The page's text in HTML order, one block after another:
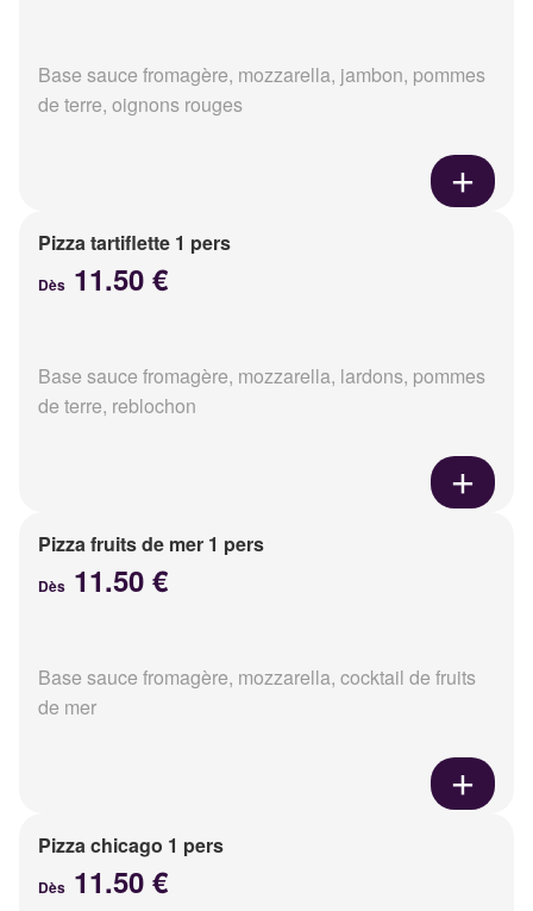
Base sauce fromagère, mozzarella, jambon, pommes
de terre, oignons rouges
Pizza tartiflette 1 pers
Dès 11.50 €
Base sauce fromagère, mozzarella, lardons, pommes
de terre, reblochon
Pizza fruits de mer 1 pers
Dès 11.50 €
Base sauce fromagère, mozzarella, cocktail de fruits
de mer
Pizza chicago 1 pers
Dès 11.50 €